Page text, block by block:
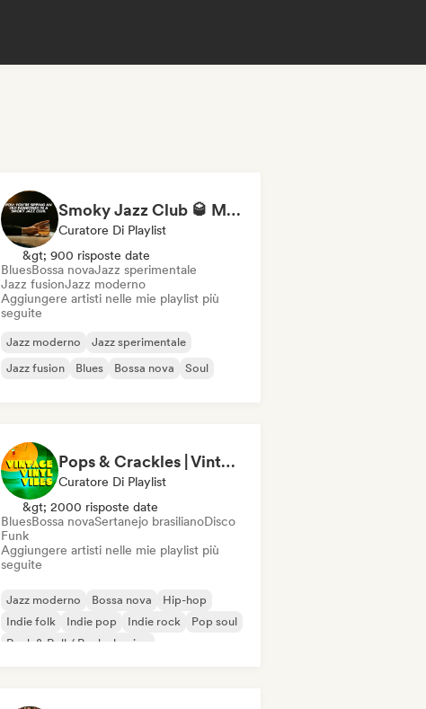
Smoky Jazz Club 🥃 Modern Jazz & Jazz Fusion to Sip an Old Fashioned to
Curatore Di Playlist
&gt; 900 risposte date
BluesBossa novaJazz sperimentale
Jazz fusionJazz moderno
Aggiungere artisti nelle mie playlist più
seguite
Jazz moderno
Jazz sperimentale
Jazz fusion
Blues Bossa nova Soul
Pops & Crackles | Vintage Vinyl Vibes
Curatore Di Playlist
&gt; 2000 risposte date
BluesBossa novaSertanejo brasilianoDisco
Funk
Aggiungere artisti nelle mie playlist più
seguite
Jazz moderno Bossa nova
Hip-hop
Indie folk
Indie pop Indie rock
Pop soul
Rock & Roll / Rock classico